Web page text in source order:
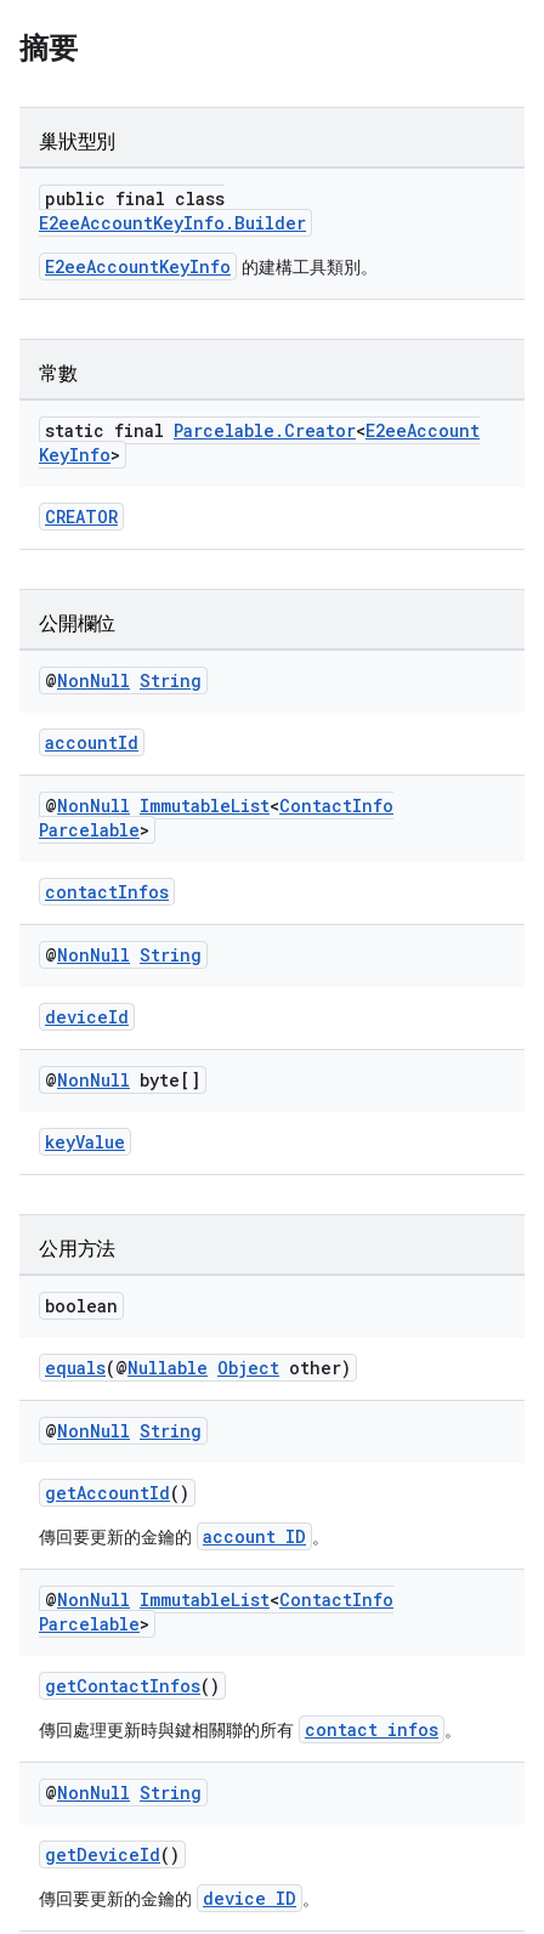
摘要
巢狀型別
public final class
E2eeAccountKeyInfo.Builder
E2eeAccountKeyInfo
的建構工具類別。
常數
static final Parcelable . Creator<E2eeAccount
KeyInfo>
CREATOR
公開欄位
@NonNull String
accountId
@NonNull ImmutableList<ContactInfo
Parcelable>
contactInfos
@NonNull String
deviceId
@NonNull byte[]
keyValue
公用方法
boolean
equals(@Nullable Object other)
@NonNull String
getAccountId()
傳回要更新的金鑰的 account ID 。
@NonNull ImmutableList<ContactInfo
Parcelable>
getContactInfos()
傳回處理更新時與鍵相關聯的所有 contact infos 。
@NonNull String
getDeviceId()
傳回要更新的金鑰的 device ID 。